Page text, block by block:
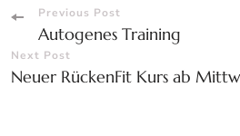
Post
Navigation
Previous Post
Autogenes Training
Next Post
Neuer RückenFit Kurs ab